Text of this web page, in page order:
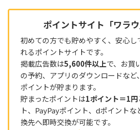
ポイントサイト「ワラ
初めての方でも貯めやすく、安心し
れるポイントサイトです。
掲載広告数は5,600件以上で、お買
の予約、アプリのダウンロードなど
ポイントが貯まります。
貯まったポイントは1ポイント＝1円
ト、PayPayポイント、dポイントな
換先へ即時交換が可能です。